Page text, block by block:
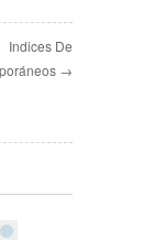
Indices De
→